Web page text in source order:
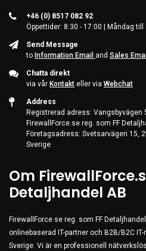
+46 (0) 8517 082 92
Öppettider: 8:30 - 17:00 | Måndag till
Send Message
to Information Email and Sales
Chatta direkt
via vår Kontakt eller via Webchat
Address
Registrerad adress: Vangsbyvägen
FirewallForce.se reg. som FF
Företagsadress: Svetsarvägen 15,
Sverige
Om
Detaljhandel AB
FirewallForce.se reg. som FF
onlinebaserad IT-partner och B2B/B2C
Sverige. Vi är en professionell